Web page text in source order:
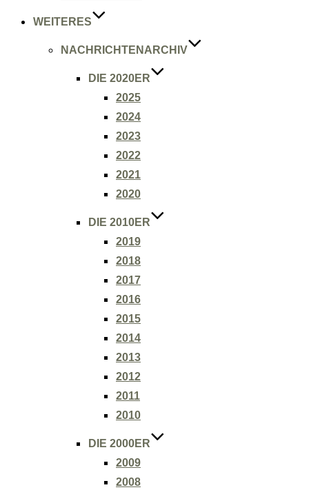
WEITERES
NACHRICHTENARCHIV
DIE 2020ER
2025
2024
2023
2022
2021
2020
DIE 2010ER
2019
2018
2017
2016
2015
2014
2013
2012
2011
2010
DIE 2000ER
2009
2008